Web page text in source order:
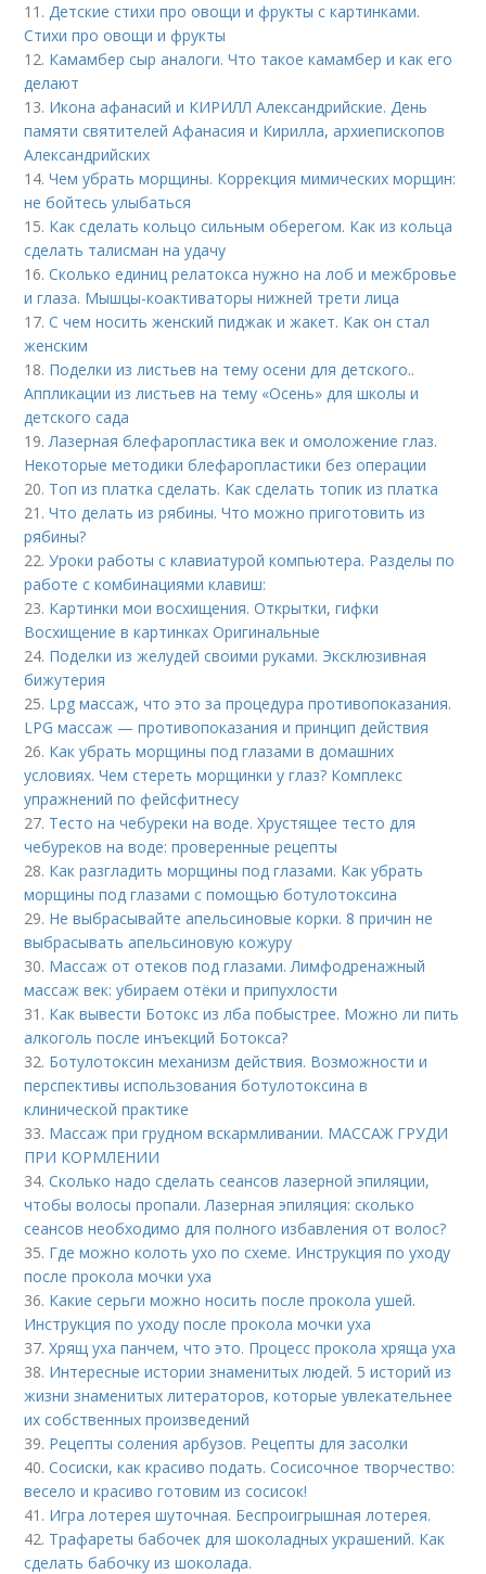
11. Детские стихи про овощи и фрукты с картинками.
Стихи про овощи и фрукты
12. Камамбер сыр аналоги. Что такое камамбер и как его
делают
13. Икона афанасий и КИРИЛЛ Александрийские. День
памяти святителей Афанасия и Кирилла, архиепископов
Александрийских
14.Чем убрать морщины. Коррекция мимических морщин:
не бойтесь улыбаться
15. Как сделать кольцо сильным оберегом. Как из кольца
сделать талисман на удачу
16.Сколько единиц релатокса нужно на лоб и межбровье
и глаза. Мышцы-коактиваторы нижней трети лица
17.С чем носить женский пиджак и жакет. Как он стал
женским
18. Поделки из листьев на тему осени для детского..
Аппликации из листьев на тему «Осень» для школы и
детского сада
19. Лазерная блефаропластика век и омоложение глаз.
Некоторые методики блефаропластики без операции
20. Топ из платка сделать. Как сделать топик из платка
21.Что делать из рябины. Что можно приготовить из
рябины?
22.Уроки работы с клавиатурой компьютера. Разделы по
работе с комбинациями клавиш:
23. Картинки мои восхищения. Открытки, гифки
Восхищение в картинках Оригинальные
24. Поделки из желудей своими руками. Эксклюзивная
бижутерия
25. Lpg массаж, что это за процедура противопоказания.
LPG массаж — противопоказания и принцип действия
26. Как убрать морщины под глазами в домашних
условиях. Чем стереть морщинки у глаз? Комплекс
упражнений по фейсфитнесу
27. Тесто на чебуреки на воде. Хрустящее тесто для
чебуреков на воде: проверенные рецепты
28. Как разгладить морщины под глазами. Как убрать
морщины под глазами с помощью ботулотоксина
29. Не выбрасывайте апельсиновые корки. 8 причин не
выбрасывать апельсиновую кожуру
30. Массаж от отеков под глазами. Лимфодренажный
массаж век: убираем отёки и припухлости
31. Как вывести Ботокс из лба побыстрее. Можно ли пить
алкоголь после инъекций Ботокса?
32. Ботулотоксин механизм действия. Возможности и
перспективы использования ботулотоксина в
клинической практике
33. Массаж при грудном вскармливании. МАССАЖ ГРУДИ
ПРИ КОРМЛЕНИИ
34.Сколько надо сделать сеансов лазерной эпиляции,
чтобы волосы пропали. Лазерная эпиляция: сколько
сеансов необходимо для полного избавления от волос?
35. Где можно колоть ухо по схеме. Инструкция по уходу
после прокола мочки уха
36. Какие серьги можно носить после прокола ушей.
Инструкция по уходу после прокола мочки уха
37.Хрящ уха панчем, что это. Процесс прокола хряща уха
38. Интересные истории знаменитых людей. 5 историй из
жизни знаменитых литераторов, которые увлекательнее
их собственных произведений
39. Рецепты соления арбузов. Рецепты для засолки
40.Сосиски, как красиво подать. Сосисочное творчество:
весело и красиво готовим из сосисок!
41. Игра лотерея шуточная. Беспроигрышная лотерея.
42. Трафареты бабочек для шоколадных украшений. Как
сделать бабочку из шоколада.